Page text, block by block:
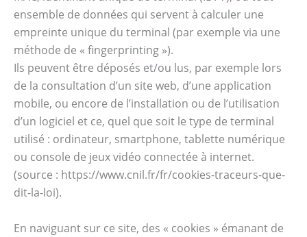
ensemble de données qui servent à calculer une
empreinte unique du terminal (par exemple via une
méthode de « fingerprinting »).
Ils peuvent être déposés et/ou lus, par exemple lors
de la consultation d’un site web, d’une application
mobile, ou encore de l’installation ou de l’utilisation
d’un logiciel et ce, quel que soit le type de terminal
utilisé : ordinateur, smartphone, tablette numérique
ou console de jeux vidéo connectée à internet.
(source : https://www.cnil.fr/fr/cookies-traceurs-que-
dit-la-loi).
En naviguant sur ce site, des « cookies » émanant de